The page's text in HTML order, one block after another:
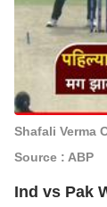
Shafali Verma
Source : ABP
Ind vs Pak